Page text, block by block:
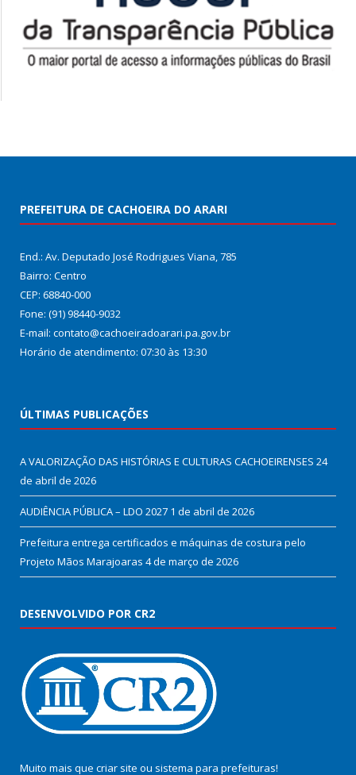
PREFEITURA DE CACHOEIRA DO ARARI
End.: Av. Deputado José Rodrigues Viana, 785
Bairro: Centro
CEP: 68840-000
Fone: (91) 98440-9032
E-mail: contato@cachoeiradoarari.pa.gov.br
Horário de atendimento: 07:30 às 13:30
ÚLTIMAS PUBLICAÇÕES
A VALORIZAÇÃO DAS HISTÓRIAS E CULTURAS CACHOEIRENSES 24
de abril de 2026
AUDIÊNCIA PÚBLICA – LDO 2027 1 de abril de 2026
Prefeitura entrega certificados e máquinas de costura pelo
Projeto Mãos Marajoaras 4 de março de 2026
DESENVOLVIDO POR CR2
Muito mais que criar site ou sistema para prefeituras!